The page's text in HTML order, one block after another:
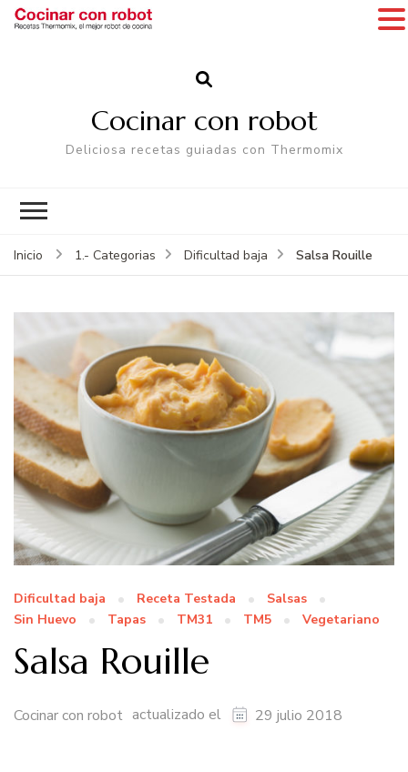
Cocinar con robot
Deliciosa recetas guiadas con Thermomix
Inicio 1.- Categorias Dificultad baja Salsa Rouille
Dificultad baja Receta Testada
Salsas
Sin Huevo
Tapas TM31 TM5 Vegetariano
Salsa Rouille
Cocinar con robot actualizado el 29 julio 2018